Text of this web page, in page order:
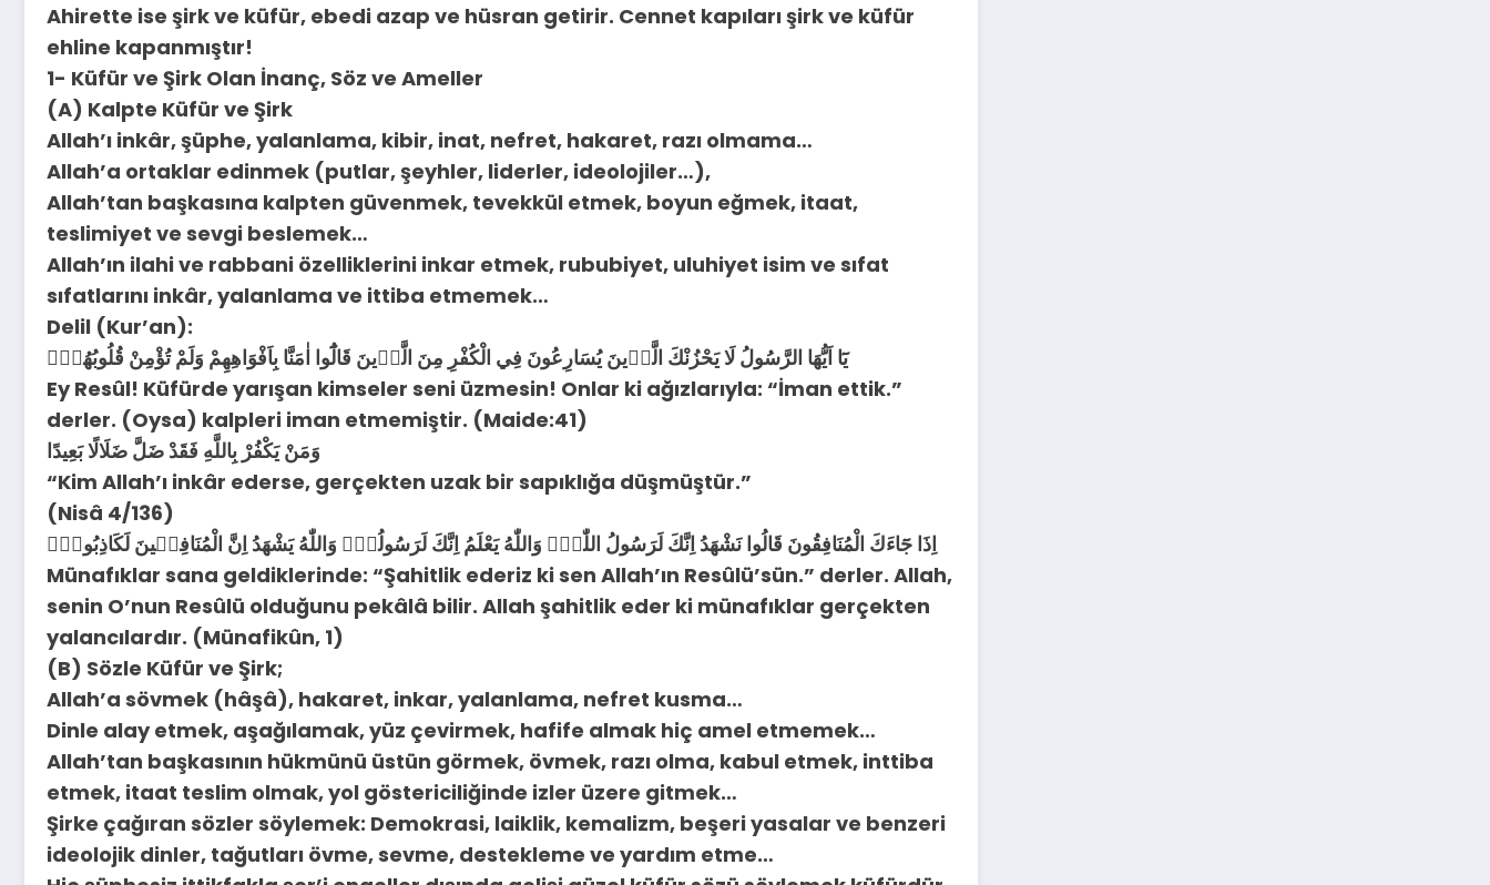
Ahirette ise şirk ve küfür, ebedi azap ve hüsran getirir. Cennet kapıları şirk ve küfür
ehline kapanmıştır!
1- Küfür ve Şirk Olan İnanç, Söz ve Ameller
(A) Kalpte Küfür ve Şirk
Allah’ı inkâr, şüphe, yalanlama, kibir, inat, nefret, hakaret, razı olmama…
Allah’a ortaklar edinmek (putlar, şeyhler, liderler, ideolojiler…),
Allah’tan başkasına kalpten güvenmek, tevekkül etmek, boyun eğmek, itaat,
teslimiyet ve sevgi beslemek…
Allah’ın ilahi ve rabbani özelliklerini inkar etmek, rububiyet, uluhiyet isim ve sıfat
sıfatlarını inkâr, yalanlama ve ittiba etmemek…
Delil (Kur’an):
يَٓا اَيُّهَا الرَّسُولُ لَا يَحْزُنْكَ الَّذ۪ينَ يُسَارِعُونَ فِي الْكُفْرِ مِنَ الَّذ۪ينَ قَالُٓوا اٰمَنَّا بِاَفْوَاهِهِمْ وَلَمْ تُؤْمِنْ قُلُوبُهُمْۚ
Ey Resûl! Küfürde yarışan kimseler seni üzmesin! Onlar ki ağızlarıyla: “İman ettik.”
derler. (Oysa) kalpleri iman etmemiştir. (Maide:41)
وَمَنْ يَكْفُرْ بِاللَّهِ فَقَدْ ضَلَّ ضَلَالًا بَعِيدًا
“Kim Allah’ı inkâr ederse, gerçekten uzak bir sapıklığa düşmüştür.”
(Nisâ 4/136)
اِذَا جَٓاءَكَ الْمُنَافِقُونَ قَالُوا نَشْهَدُ اِنَّكَ لَرَسُولُ اللّٰهِۢ وَاللّٰهُ يَعْلَمُ اِنَّكَ لَرَسُولُهُۜ وَاللّٰهُ يَشْهَدُ اِنَّ الْمُنَافِق۪ينَ لَكَاذِبُونَۚ
Münafıklar sana geldiklerinde: “Şahitlik ederiz ki sen Allah’ın Resûlü’sün.” derler. Allah,
senin O’nun Resûlü olduğunu pekâlâ bilir. Allah şahitlik eder ki münafıklar gerçekten
yalancılardır. (Münafikûn, 1)
(B) Sözle Küfür ve Şirk;
Allah’a sövmek (hâşâ), hakaret, inkar, yalanlama, nefret kusma…
Dinle alay etmek, aşağılamak, yüz çevirmek, hafife almak hiç amel etmemek…
Allah’tan başkasının hükmünü üstün görmek, övmek, razı olma, kabul etmek, inttiba
etmek, itaat teslim olmak, yol göstericiliğinde izler üzere gitmek…
Şirke çağıran sözler söylemek: Demokrasi, laiklik, kemalizm, beşeri yasalar ve benzeri
ideolojik dinler, tağutları övme, sevme, destekleme ve yardım etme…